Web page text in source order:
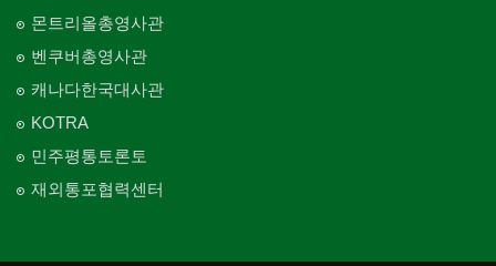
몬트리올총영사관
벤쿠버총영사관
캐나다한국대사관
KOTRA
민주평통토론토
재외통포협력센터